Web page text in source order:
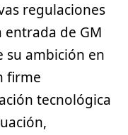
regulaciones
entrada de GM
su ambición en
firme
tecnológica